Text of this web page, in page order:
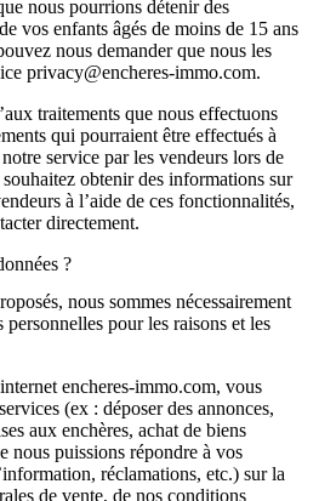
nous pourrions détenir des
vos enfants âgés de moins de 15 ans
nous demander que nous les
privacy@encheres-immo.com.
traitements que nous effectuons
qui pourraient être effectués à
service par les vendeurs lors de
obtenir des informations sur
à l’aide de ces fonctionnalités,
directement.
?
nous sommes nécessairement
personnelles pourles raisons et les
encheres-immo.com, vous
(ex : déposer des annonces,
aux enchères, achat de biens
nous puissions répondre à vos
réclamations, etc.) sur la
de vente, de nos conditions